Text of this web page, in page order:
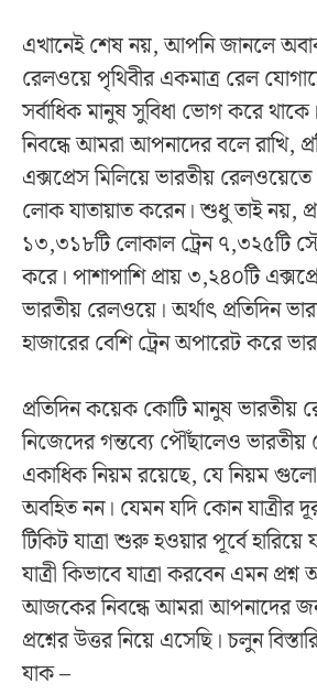
এখানেই শেষ নয়, আপনি জানলে
রেলওয়ে পৃথিবীর একমাত্র রেল
সর্বাধিক মানুষ সুবিধা ভোগ করে
নিবন্ধে আমরা আপনাদের বলে রাখি,
এক্সপ্রেস মিলিয়ে ভারতীয়
লোক যাতায়াত করেন। শুধু তাই নয়,
১৩,৩১৮টি লোকাল ট্রেন ৭,৩২৫টি
করে। পাশাপাশি প্রায় ৩,২৪০টি
ভারতীয় রেলওয়ে। অর্থাৎ প্রতিদিন
হাজারের বেশি ট্রেন অপারেট করে
প্রতিদিন কয়েক কোটি মানুষ ভারতীয়
নিজেদের গন্তব্যে পৌঁছালেও
একাধিক নিয়ম রয়েছে, যে নিয়ম
অবহিত নন। যেমন যদি কোন যাত্রীর দূর
টিকিট যাত্রা শুরু হওয়ার পূর্বে হারিয়ে
যাত্রী কিভাবে যাত্রা করবেন এমন
আজকের নিবন্ধে আমরা আপনাদের
প্রশ্নের উত্তর নিয়ে এসেছি। চলুন
যাক –